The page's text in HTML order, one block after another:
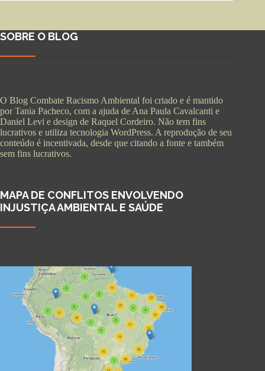
SOBRE O BLOG
O Blog Combate Racismo Ambiental foi criado e é mantido
por Tania Pacheco, com a ajuda de Ana Paula Cavalcanti e
Daniel Levi e design de Raquel Cordeiro. Não tem fins
lucrativos e utiliza tecnologia WordPress. A reprodução de seu
conteúdo é incentivada, desde que citando a fonte e também
sem fins lucrativos.
MAPA DE CONFLITOS ENVOLVENDO
INJUSTIÇA AMBIENTAL E SAÚDE